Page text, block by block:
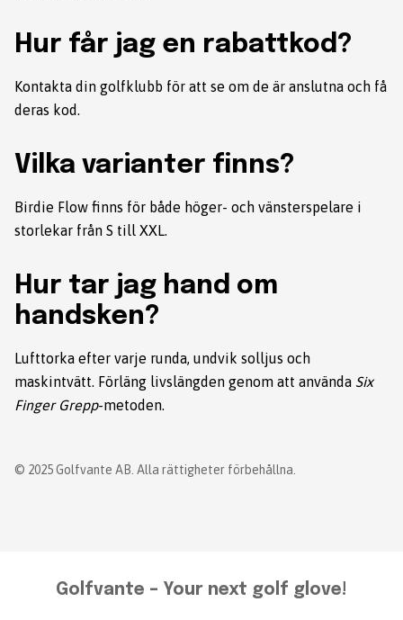
Hur får jag en rabattkod?
Kontakta din golfklubb för att se om de är anslutna och få
deras kod.
Vilka varianter finns?
Birdie Flow finns för både höger- och vänsterspelare i
storlekar från S till XXL.
Hur tar jag hand om
handsken?
Lufttorka efter varje runda, undvik solljus och
maskintvätt. Förläng livslängden genom att använda Six
Finger Grepp-metoden.
© 2025 Golfvante AB. Alla rättigheter förbehållna.
Golfvante – Your next golf glove!